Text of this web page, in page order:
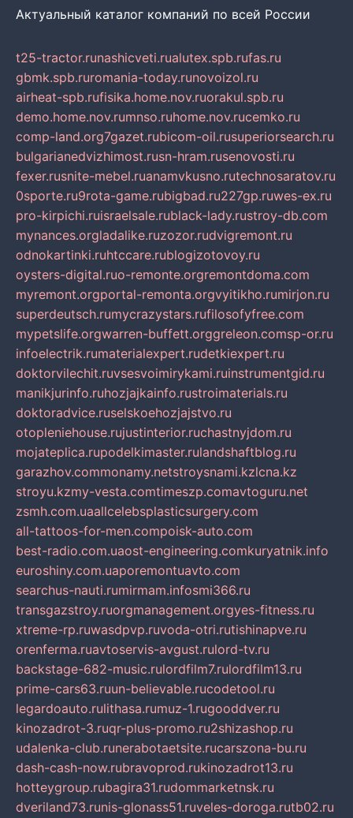
Актуальный каталог компаний по всей России
t25-tractor.runashicveti.rualutex.spb.rufas.ru
gbmk.spb.ruromania-today.runovoizol.ru
airheat-spb.rufisika.home.nov.ruorakul.spb.ru
demo.home.nov.rumnso.ruhome.nov.rucemko.ru
comp-land.org7gazet.rubicom-oil.rusuperiorsearch.ru
bulgarianedvizhimost.rusn-hram.rusenovosti.ru
fexer.rusnite-mebel.ruanamvkusno.rutechnosaratov.ru
0sporte.ru9rota-game.rubigbad.ru227gp.ruwes-ex.ru
pro-kirpichi.ruisraelsale.rublack-lady.rustroy-db.com
mynances.orgladalike.ruzozor.rudvigremont.ru
odnokartinki.ruhtccare.rublogizotovoy.ru
oysters-digital.ruo-remonte.orgremontdoma.com
myremont.orgportal-remonta.orgvyitikho.rumirjon.ru
superdeutsch.rumycrazystars.rufilosofyfree.com
mypetslife.orgwarren-buffett.orggreleon.comsp-or.ru
infoelectrik.rumaterialexpert.rudetkiexpert.ru
doktorvilechit.ruvsesvoimirykami.ruinstrumentgid.ru
manikjurinfo.ruhozjajkainfo.rustroimaterials.ru
doktoradvice.ruselskoehozjajstvo.ru
otopleniehouse.rujustinterior.ruchastnyjdom.ru
mojateplica.rupodelkimaster.rulandshaftblog.ru
garazhov.commonamy.netstroysnami.kzlcna.kz
stroyu.kzmy-vesta.comtimeszp.comavtoguru.net
zsmh.com.uaallcelebsplasticsurgery.com
all-tattoos-for-men.compoisk-auto.com
best-radio.com.uaost-engineering.comkuryatnik.info
euroshiny.com.uaporemontuavto.com
searchus-nauti.rumirmam.infosmi366.ru
transgazstroy.ruorgmanagement.orgyes-fitness.ru
xtreme-rp.ruwasdpvp.ruvoda-otri.rutishinapve.ru
orenferma.ruavtoservis-avgust.rulord-tv.ru
backstage-682-music.rulordfilm7.rulordfilm13.ru
prime-cars63.ruun-believable.rucodetool.ru
legardoauto.rulithasa.rumuz-1.rugooddver.ru
kinozadrot-3.ruqr-plus-promo.ru2shizashop.ru
udalenka-club.runerabotaetsite.rucarszona-bu.ru
dash-cash-now.rubravoprod.rukinozadrot13.ru
hotteygroup.rubagira31.rudommarketnsk.ru
dveriland73.runis-glonass51.ruveles-doroga.rutb02.ru